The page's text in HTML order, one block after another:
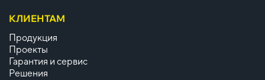
КЛИЕНТАМ
Продукция
Проекты
Гарантия и сервис
Решения